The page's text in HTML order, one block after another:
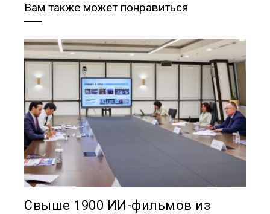
Вам также может понравиться
Свыше 1900 ИИ-фильмов из